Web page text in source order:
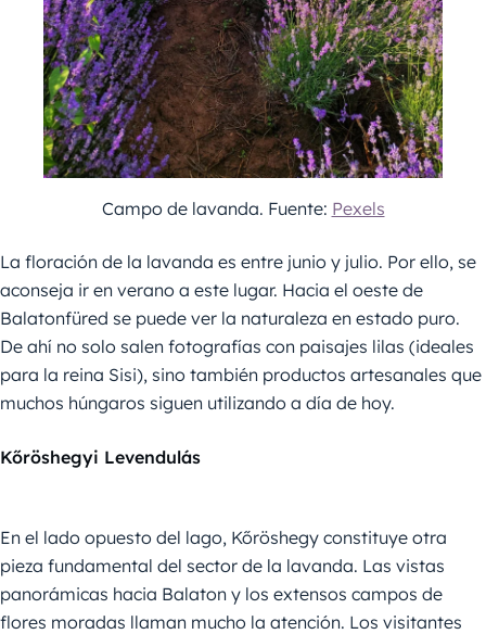
Campo de lavanda. Fuente: Pexels
La floración de la lavanda es entre junio y julio. Por ello, se
aconseja ir en verano a este lugar. Hacia el oeste de
Balatonfüred se puede ver la naturaleza en estado puro.
De ahí no solo salen fotografías con paisajes lilas (ideales
para la reina Sisi), sino también productos artesanales que
muchos húngaros siguen utilizando a día de hoy.
Kőröshegyi Levendulás
En el lado opuesto del lago, Kőröshegy constituye otra
pieza fundamental del sector de la lavanda. Las vistas
panorámicas hacia Balaton y los extensos campos de
flores moradas llaman mucho la atención. Los visitantes